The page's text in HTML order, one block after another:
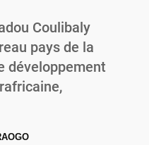
Commémoration du 4 août : Ibrahim Traoré appelle à une mobilisation totale pour la souveraineté nationale
Coulibaly
pays de la
développement